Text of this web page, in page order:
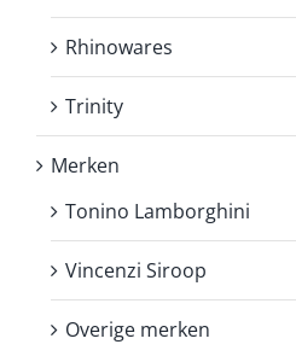
Rhinowares
Trinity
Merken
Tonino Lamborghini
Vincenzi Siroop
Overige merken